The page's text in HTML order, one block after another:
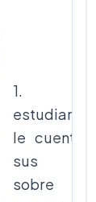
1.
le
sus
sobre